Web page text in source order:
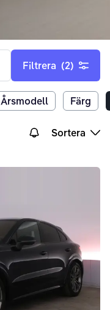
Filtrera (2)
Årsmodell Färg
Sortera